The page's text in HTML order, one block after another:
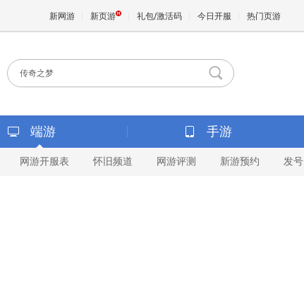
新网游 新页游 礼包/激活码 今日开服 热门页游
王权与自由
端游 手游
网游开服表 怀旧频道 网游评测 新游预约 发号